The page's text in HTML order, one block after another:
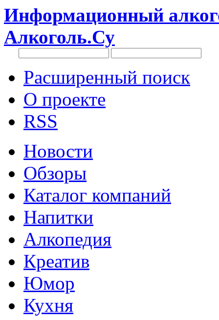
Информационный
Алкоголь.Су
Расширенный поиск
О проекте
RSS
Новости
Обзоры
Каталог компаний
Напитки
Алкопедия
Креатив
Юмор
Кухня